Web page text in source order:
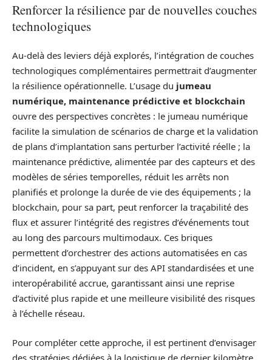
Renforcer la résilience par de nouvelles couches
technologiques
Au-delà des leviers déjà explorés, l’intégration de couches
technologiques complémentaires permettrait d’augmenter
la résilience opérationnelle. L’usage du jumeau
numérique, maintenance prédictive et blockchain
ouvre des perspectives concrètes : le jumeau numérique
facilite la simulation de scénarios de charge et la validation
de plans d’implantation sans perturber l’activité réelle ; la
maintenance prédictive, alimentée par des capteurs et des
modèles de séries temporelles, réduit les arrêts non
planifiés et prolonge la durée de vie des équipements ; la
blockchain, pour sa part, peut renforcer la traçabilité des
flux et assurer l’intégrité des registres d’événements tout
au long des parcours multimodaux. Ces briques
permettent d’orchestrer des actions automatisées en cas
d’incident, en s’appuyant sur des API standardisées et une
interopérabilité accrue, garantissant ainsi une reprise
d’activité plus rapide et une meilleure visibilité des risques
à l’échelle réseau.
Pour compléter cette approche, il est pertinent d’envisager
des stratégies dédiées à la logistique de dernier kilomètre